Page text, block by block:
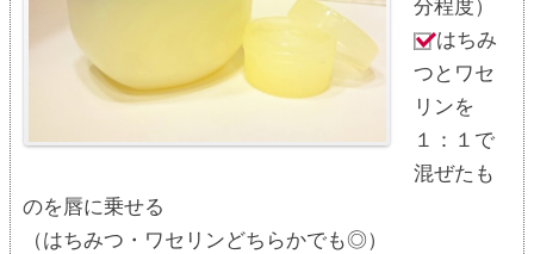
分程度）
はちみ
つとワセ
リンを
１：１で
混ぜたも
のを唇に乗せる
（はちみつ・ワセリンどちらかでも◎）